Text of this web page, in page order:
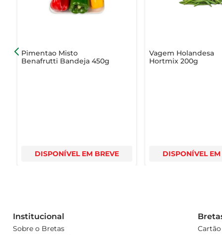
Pimentao Misto
Benafrutti Bandeja 450g
DISPONÍVEL EM BREVE
Vagem Holandesa
Hortmix 200g
DISPONÍVEL EM
Institucional
Sobre o Bretas